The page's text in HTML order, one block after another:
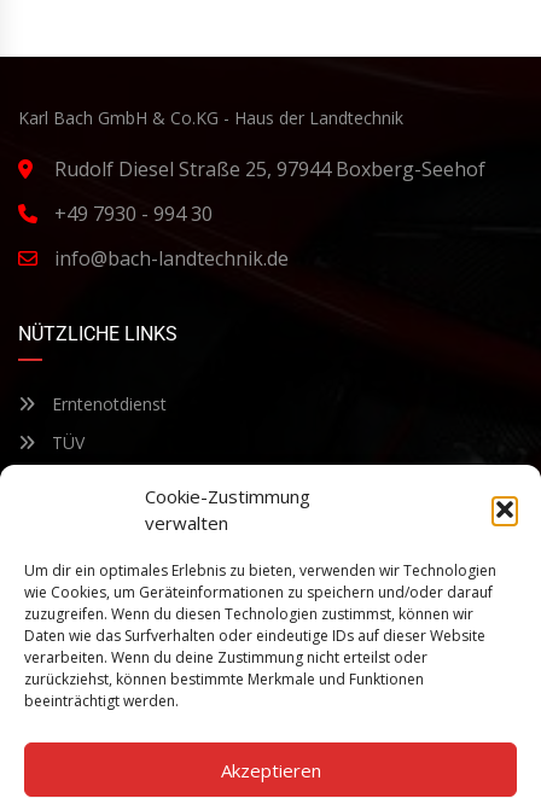
Cookie-Zustimmung
verwalten
Um dir ein optimales Erlebnis zu bieten, verwenden wir Technologien
wie Cookies, um Geräteinformationen zu speichern und/oder darauf
zuzugreifen. Wenn du diesen Technologien zustimmst, können wir
Daten wie das Surfverhalten oder eindeutige IDs auf dieser Website
verarbeiten. Wenn du deine Zustimmung nicht erteilst oder
zurückziehst, können bestimmte Merkmale und Funktionen
beeinträchtigt werden.
Akzeptieren
Karl Bach GmbH & Co.KG - Haus der Landtechnik
Rudolf Diesel Straße 25, 97944 Boxberg-Seehof
+49 7930 - 994 30
info@bach-landtechnik.de
NÜTZLICHE LINKS
Erntenotdienst
TÜV
Bleiben Sie auf dem Laufenden über unsere sich ständig
weiterentwickelnden Produkteigenschaften und Technologien.
Geben Sie Ihre E-Mail-Adresse ein und abonnieren Sie unseren
Newsletter.